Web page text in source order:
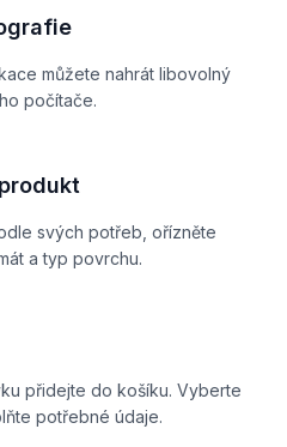
můžete nahrát libovolný
počítače.
svých potřeb, ořízněte
a typ povrchu.
přidejte do košíku. Vyberte
potřebné údaje.